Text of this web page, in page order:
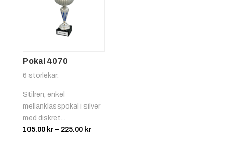
Pokal 4070
6 storlekar.
Stilren, enkel
mellanklasspokal i silver
med diskret...
105.00 kr – 225.00 krPrisintervall: